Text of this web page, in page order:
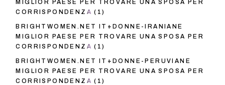
MIGLIOR PAESE PER TROVARE UNA SPOSA PER
CORRISPONDENZA (1)
BRIGHTWOMEN.NET IT+DONNE-IRANIANE
MIGLIOR PAESE PER TROVARE UNA SPOSA PER
CORRISPONDENZA (1)
BRIGHTWOMEN.NET IT+DONNE-PERUVIANE
MIGLIOR PAESE PER TROVARE UNA SPOSA PER
CORRISPONDENZA (1)